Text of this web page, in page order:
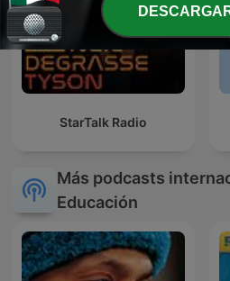
StarTalk Radio
Más podcasts
Educación